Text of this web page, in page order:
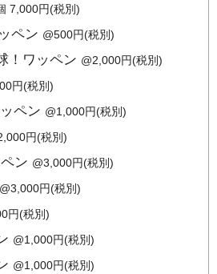
7,000円(税別)
ペン @500円(税別)
！ワッペン @2,000円(税別)
円(税別)
ペン @1,000円(税別)
円(税別)
ン @3,000円(税別)
@3,000円(税別)
円(税別)
@1,000円(税別)
@1,000円(税別)